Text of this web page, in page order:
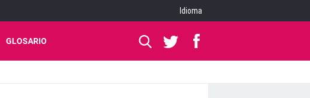
Idioma
GLOSARIO